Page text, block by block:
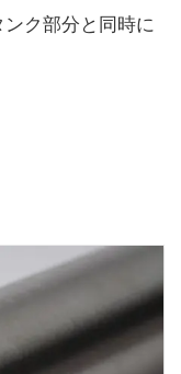
ク部分と同時に